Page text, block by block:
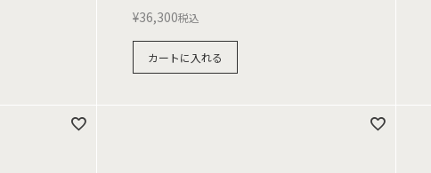
¥36,300税込
カートに入れる